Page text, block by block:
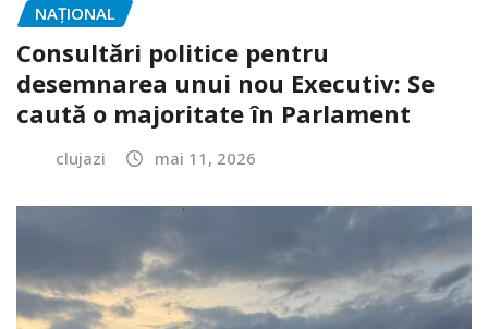
NAŢIONAL
Consultări politice pentru
desemnarea unui nou Executiv: Se
caută o majoritate în Parlament
clujazi mai 11, 2026